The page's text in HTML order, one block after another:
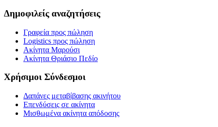
Δημοφιλείς αναζητήσεις
Γραφεία προς πώληση
Logistics προς πώληση
Ακίνητα Μαρούσι
Ακίνητα Θριάσιο Πεδίο
Χρήσιμοι Σύνδεσμοι
Δαπάνες μεταβίβασης ακινήτου
Επενδύσεις σε ακίνητα
Μισθωμένα ακίνητα απόδοσης